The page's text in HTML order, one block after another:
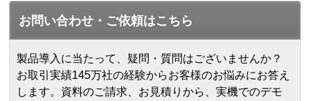
お問い合わせ・ご依頼はこちら
製品導入に当たって、疑問・質問はございませんか？
お取引実績145万社の経験からお客様のお悩みにお答え
します。 資料のご請求、お見積りから、実機でのデモ